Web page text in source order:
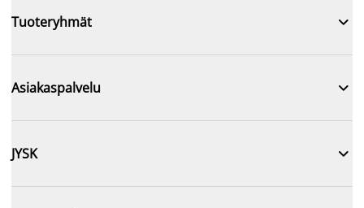
Tuoteryhmät 
Asiakaspalvelu 
JYSK 